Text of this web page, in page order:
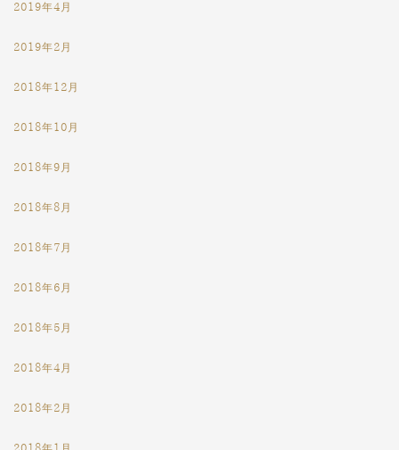
2019年4月
2019年2月
2018年12月
2018年10月
2018年9月
2018年8月
2018年7月
2018年6月
2018年5月
2018年4月
2018年2月